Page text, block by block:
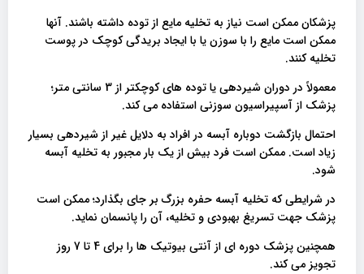
پزشکان ممکن است نیاز به تخلیه مایع از توده داشته باشند. آنها
ممکن است مایع را با سوزن یا با ایجاد بریدگی کوچک در پوست
تخلیه کنند.
معمولاً در دوران شیردهی یا توده های کوچکتر از 3 سانتی متر؛
پزشک از آسپیراسیون سوزنی استفاده می کند.
احتمال بازگشت دوباره آبسه در افراد به دلایل غیر از شیردهی بسیار
زیاد است. ممکن است فرد بیش از یک بار مجبور به تخلیه آبسه
شود.
در شرایطی که تخلیه آبسه حفره بزرگ بر جای بگذارد؛ ممکن است
پزشک جهت تسریغ بهبودی و تخلیه، آن را پانسمان نماید.
همچنین پزشک دوره ای از آنتی بیوتیک ها را برای 4 تا 7 روز
تجویز می کند.